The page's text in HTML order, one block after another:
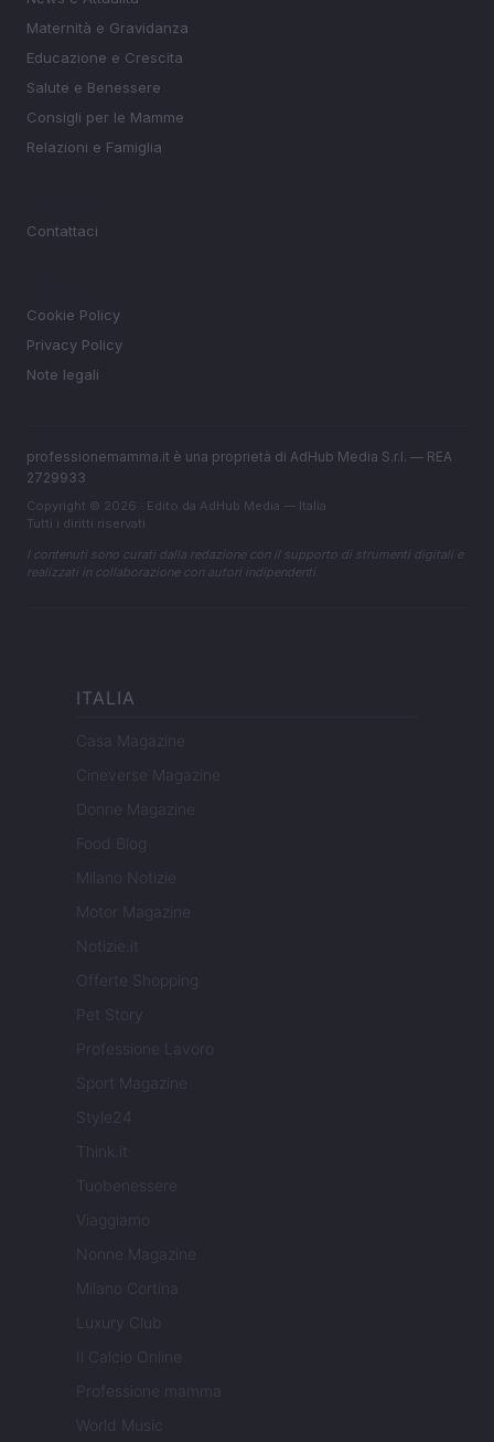
Maternità e Gravidanza
Educazione e Crescita
Salute e Benessere
Consigli per le Mamme
Relazioni e Famiglia
Contattaci
Cookie Policy
Privacy Policy
Note legali
professionemamma.it è una proprietà di AdHub Media S.r.l. — REA
2729933
Copyright © 2026 · Edito da AdHub Media — Italia
Tutti i diritti riservati
I contenuti sono curati dalla redazione con il supporto di strumenti digitali e
realizzati in collaborazione con autori indipendenti.
ITALIA
Casa Magazine
Cineverse Magazine
Donne Magazine
Food Blog
Milano Notizie
Motor Magazine
Notizie.it
Offerte Shopping
Pet Story
Professione Lavoro
Sport Magazine
Style24
Think.it
Tuobenessere
Viaggiamo
Nonne Magazine
Milano Cortina
Luxury Club
Il Calcio Online
Professione mamma
World Music